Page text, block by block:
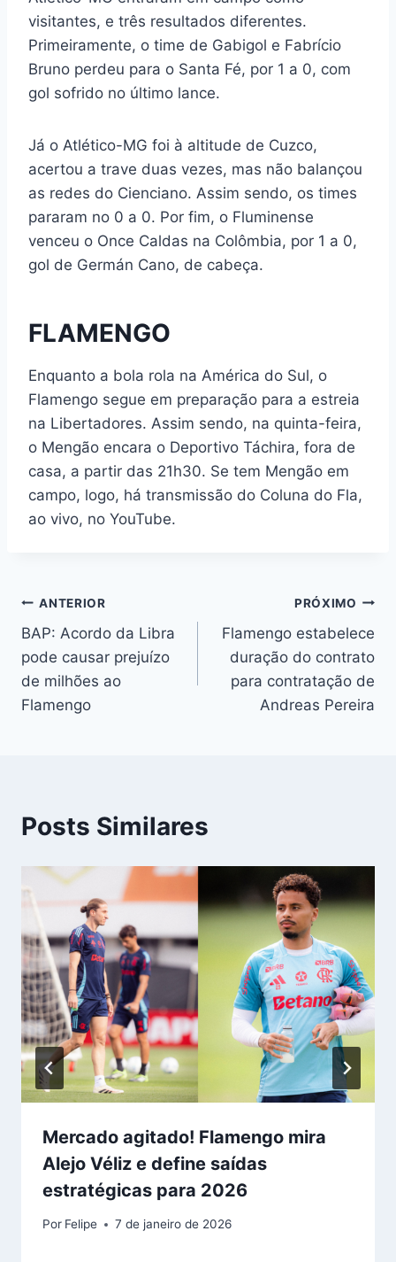
visitantes, e três resultados diferentes.
Primeiramente, o time de Gabigol e Fabrício
Bruno perdeu para o Santa Fé, por 1 a 0, com
gol sofrido no último lance.
Já o Atlético-MG foi à altitude de Cuzco,
acertou a trave duas vezes, mas não balançou
as redes do Cienciano. Assim sendo, os times
pararam no 0 a 0. Por fim, o Fluminense
venceu o Once Caldas na Colômbia, por 1 a 0,
gol de Germán Cano, de cabeça.
FLAMENGO
Enquanto a bola rola na América do Sul, o
Flamengo segue em preparação para a estreia
na Libertadores. Assim sendo, na quinta-feira,
o Mengão encara o Deportivo Táchira, fora de
casa, a partir das 21h30. Se tem Mengão em
campo, logo, há transmissão do Coluna do Fla,
ao vivo, no YouTube.
Navegação
de
Post
ANTERIOR
BAP: Acordo da Libra
pode causar prejuízo
de milhões ao
Flamengo
PRÓXIMO
Flamengo estabelece
duração do contrato
para contratação de
Andreas Pereira
Posts Similares
Mercado agitado! Flamengo mira
Alejo Véliz e define saídas
estratégicas para 2026
Por Felipe 7 de janeiro de 2026